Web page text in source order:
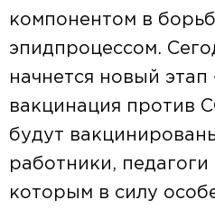
компонентом в
эпидпроцессом.
начнется новый этап
вакцинация против
будут
работники,
которым в силу